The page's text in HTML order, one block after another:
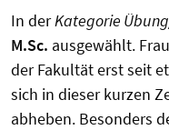
In derKategorie
M.Sc. ausgewählt.
der Fakultät erst seit
sich in dieser kurzen
abheben. Besonders